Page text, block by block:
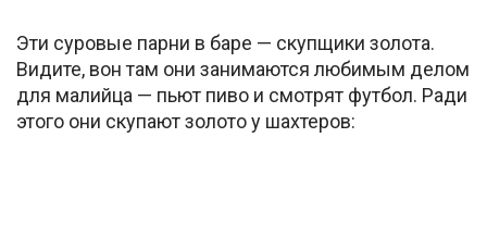
Эти суровые парни в баре — скупщики золота.
Видите, вон там они занимаются любимым делом
для малийца — пьют пиво и смотрят футбол. Ради
этого они скупают золото у шахтеров: